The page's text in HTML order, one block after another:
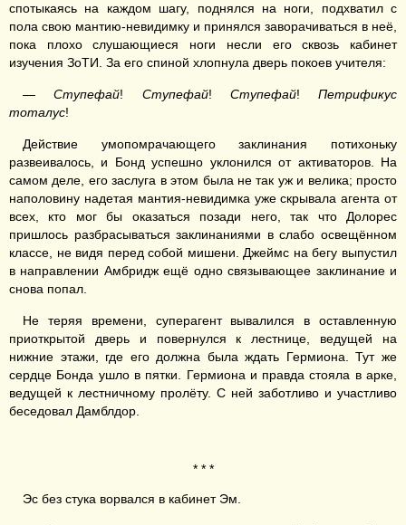
спотыкаясь на каждом шагу, поднялся на ноги, подхватил с
пола свою мантию-невидимку и принялся заворачиваться в неё,
пока плохо слушающиеся ноги несли его сквозь кабинет
изучения ЗоТИ. За его спиной хлопнула дверь покоев учителя:
—Ступефай! Ступефай! Ступефай! Петрификус
тоталус!
Действие умопомрачающего заклинания потихоньку
развеивалось, и Бонд успешно уклонился от активаторов. На
самом деле, его заслуга в этом была не так уж и велика; просто
наполовину надетая мантия-невидимка уже скрывала агента от
всех, кто мог бы оказаться позади него, так что Долорес
пришлось разбрасываться заклинаниями в слабо освещённом
классе, не видя перед собой мишени. Джеймс на бегу выпустил
в направлении Амбридж ещё одно связывающее заклинание и
снова попал.
Не теряя времени, суперагент вывалился в оставленную
приоткрытой дверь и повернулся к лестнице, ведущей на
нижние этажи, где его должна была ждать Гермиона. Тут же
сердце Бонда ушло в пятки. Гермиона и правда стояла в арке,
ведущей к лестничному пролёту. С ней заботливо и участливо
беседовал Дамблдор.
* * *
Эс без стука ворвался в кабинет Эм.